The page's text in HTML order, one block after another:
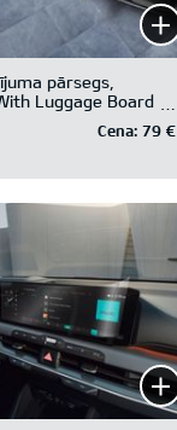
pārsegs,
Luggage Board
Cena: 79 €